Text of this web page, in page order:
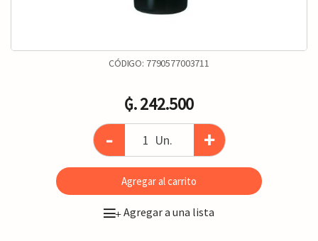
CÓDIGO: 7790577003711
₲. 242.500
- Un. +
Agregar al carrito
+Agregar a una lista